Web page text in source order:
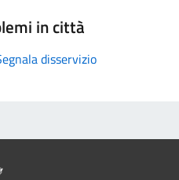
in città
disservizio